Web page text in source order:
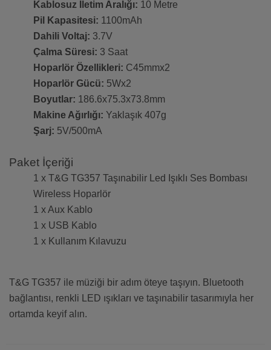
Kablosuz İletim Aralığı: 10 Metre
Pil Kapasitesi: 1100mAh
Dahili Voltaj: 3.7V
Çalma Süresi: 3 Saat
Hoparlör Özellikleri: C45mmx2
Hoparlör Gücü: 5Wx2
Boyutlar: 186.6x75.3x73.8mm
Makine Ağırlığı: Yaklaşık 407g
Şarj: 5V/500mA
Paket İçeriği
1 x T&G TG357 Taşınabilir Led Işıklı Ses Bombası
Wireless Hoparlör
1 x Aux Kablo
1 x USB Kablo
1 x Kullanım Kılavuzu
T&G TG357 ile müziği bir adım öteye taşıyın. Bluetooth
bağlantısı, renkli LED ışıkları ve taşınabilir tasarımıyla her
ortamda keyif alın.